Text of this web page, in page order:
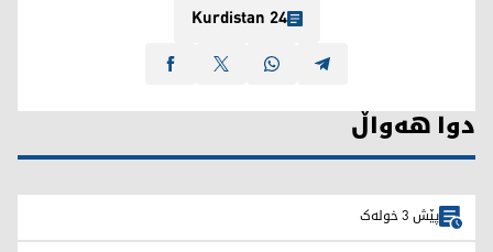
Kurdistan 24
دوا هەواڵ
پێش 3 خولەک